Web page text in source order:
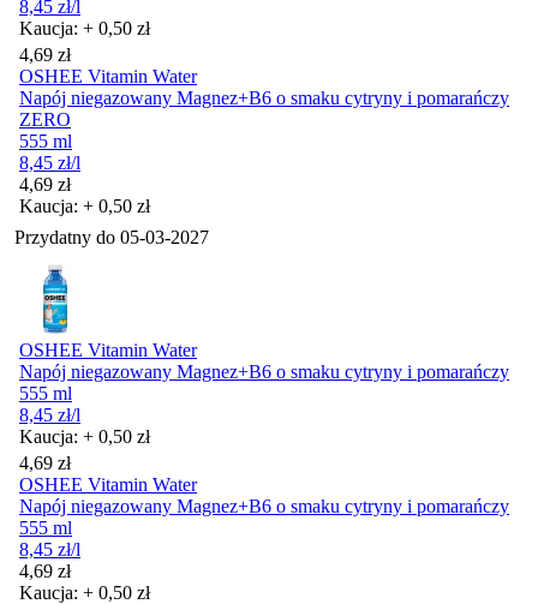
8,45 zł/l
Kaucja: + 0,50 zł
Cena
4,69 zł
OSHEE Vitamin Water
Napój niegazowany Magnez+B6 o smaku cytryny i pomarańczy
ZERO
555 ml
8,45 zł/l
Cena
4,69 zł
Kaucja: + 0,50 zł
Przydatny do 05-03-2027
OSHEE Vitamin Water
Napój niegazowany Magnez+B6 o smaku cytryny i pomarańczy
555 ml
8,45 zł/l
Kaucja: + 0,50 zł
Cena
4,69 zł
OSHEE Vitamin Water
Napój niegazowany Magnez+B6 o smaku cytryny i pomarańczy
555 ml
8,45 zł/l
Cena
4,69 zł
Kaucja: + 0,50 zł